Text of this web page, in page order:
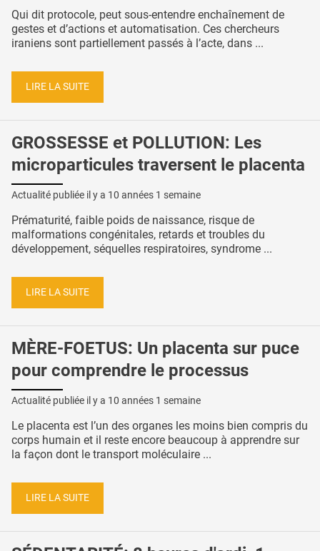
Qui dit protocole, peut sous-entendre enchaînement de
gestes et d’actions et automatisation. Ces chercheurs
iraniens sont partiellement passés à l’acte, dans ...
LIRE LA SUITE
GROSSESSE et POLLUTION: Les
microparticules traversent le placenta
Actualité publiée il y a 10 années 1 semaine
Prématurité, faible poids de naissance, risque de
malformations congénitales, retards et troubles du
développement, séquelles respiratoires, syndrome ...
LIRE LA SUITE
MÈRE-FOETUS: Un placenta sur puce
pour comprendre le processus
Actualité publiée il y a 10 années 1 semaine
Le placenta est l’un des organes les moins bien compris du
corps humain et il reste encore beaucoup à apprendre sur
la façon dont le transport moléculaire ...
LIRE LA SUITE